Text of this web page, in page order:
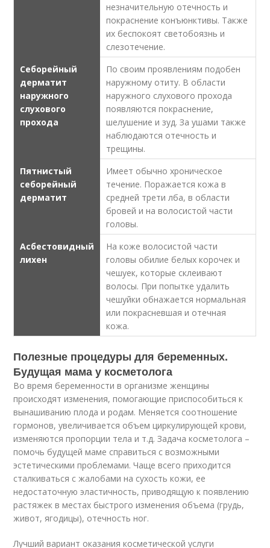
незначительную отечность и
покраснение конъюнктивы. Также
их беспокоят светобоязнь и
слезотечение.
Себорейный
дерматит
наружного
слухового
прохода
По своим проявлениям подобен
наружному отиту. В области
наружного слухового прохода
появляются покраснение,
шелушение и зуд. За ушами также
наблюдаются отечность и
трещины.
Пятнистый
себорейный
дерматит
Имеет обычно хроническое
течение. Поражается кожа в
средней трети лба, в области
бровей и на волосистой части
головы.
Асбестовидный
лихен
На коже волосистой части
головы обилие белых корочек и
чешуек, которые склеивают
волосы. При попытке удалить
чешуйки обнажается нормальная
или покрасневшая и отечная
кожа.
Полезные процедуры для беременных.
Будущая мама у косметолога
Во время беременности в организме женщины
происходят изменения, помогающие приспособиться к
вынашиванию плода и родам. Меняется соотношение
гормонов, увеличивается объем циркулирующей крови,
изменяются пропорции тела и т.д. Задача косметолога –
помочь будущей маме справиться с возможными
эстетическими проблемами. Чаще всего приходится
сталкиваться с жалобами на сухость кожи, ее
недостаточную эластичность, приводящую к появлению
растяжек в местах быстрого изменения объема (грудь,
живот, ягодицы), отечность ног.
Лучший вариант оказания косметической услуги